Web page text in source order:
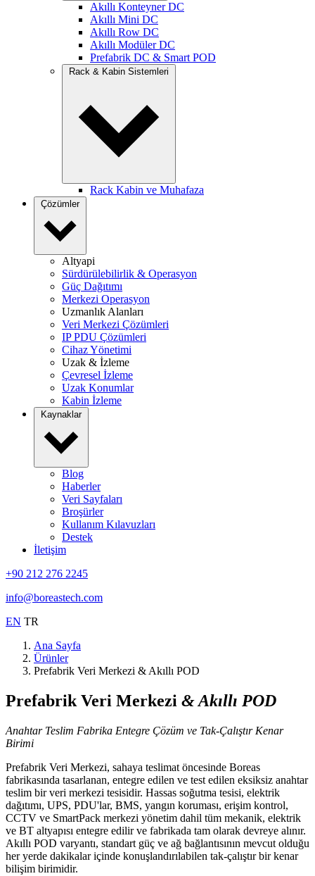
Akıllı Konteyner DC
Akıllı Mini DC
Akıllı Row DC
Akıllı Modüler DC
Prefabrik DC & Smart POD
Rack & Kabin Sistemleri
Rack Kabin ve Muhafaza
Çözümler
Altyapi
Sürdürülebilirlik & Operasyon
Güç Dağıtımı
Merkezi Operasyon
Uzmanlık Alanları
Veri Merkezi Çözümleri
IP PDU Çözümleri
Cihaz Yönetimi
Uzak & İzleme
Çevresel İzleme
Uzak Konumlar
Kabin İzleme
Kaynaklar
Blog
Haberler
Veri Sayfaları
Broşürler
Kullanım Kılavuzları
Destek
İletişim
+90 212 276 2245
info@boreastech.com
EN TR
Ana Sayfa
Ürünler
Prefabrik Veri Merkezi & Akıllı POD
Prefabrik Veri Merkezi & Akıllı POD
Anahtar Teslim Fabrika Entegre Çözüm ve Tak-Çalıştır Kenar
Birimi
Prefabrik Veri Merkezi, sahaya teslimat öncesinde Boreas
fabrikasında tasarlanan, entegre edilen ve test edilen eksiksiz anahtar
teslim bir veri merkezi tesisidir. Hassas soğutma tesisi, elektrik
dağıtımı, UPS, PDU'lar, BMS, yangın koruması, erişim kontrol,
CCTV ve SmartPack merkezi yönetim dahil tüm mekanik, elektrik
ve BT altyapısı entegre edilir ve fabrikada tam olarak devreye alınır.
Akıllı POD varyantı, standart güç ve ağ bağlantısının mevcut olduğu
her yerde dakikalar içinde konuşlandırılabilen tak-çalıştır bir kenar
bilişim birimidir.